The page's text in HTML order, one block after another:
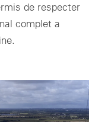
de respecter
complet a